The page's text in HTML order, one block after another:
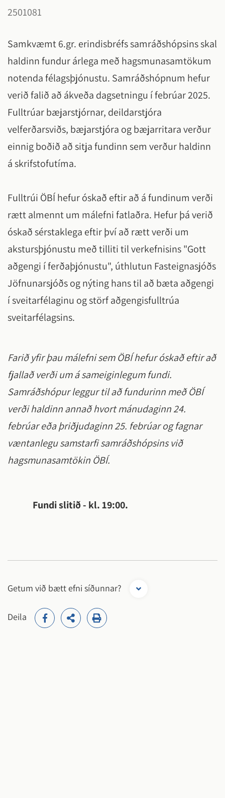
2501081
Samkvæmt 6.gr. erindisbréfs samráðshópsins skal
haldinn fundur árlega með hagsmunasamtökum
notenda félagsþjónustu. Samráðshópnum hefur
verið falið að ákveða dagsetningu í febrúar 2025.
Fulltrúar bæjarstjórnar, deildarstjóra
velferðarsviðs, bæjarstjóra og bæjarritara verður
einnig boðið að sitja fundinn sem verður haldinn
á skrifstofutíma.
Fulltrúi ÖBÍ hefur óskað eftir að á fundinum verði
rætt almennt um málefni fatlaðra. Hefur þá verið
óskað sérstaklega eftir því að rætt verði um
akstursþjónustu með tilliti til verkefnisins "Gott
aðgengi í ferðaþjónustu", úthlutun Fasteignasjóðs
Jöfnunarsjóðs og nýting hans til að bæta aðgengi
í sveitarfélaginu og störf aðgengisfulltrúa
sveitarfélagsins.
Farið yfir þau málefni sem ÖBÍ hefur óskað eftir að
fjallað verði um á sameiginlegum fundi.
Samráðshópur leggur til að fundurinn með ÖBÍ
verði haldinn annað hvort mánudaginn 24.
febrúar eða þriðjudaginn 25. febrúar og fagnar
væntanlegu samstarfi samráðshópsins við
hagsmunasamtökin ÖBÍ.
Fundi slitið - kl. 19:00.
Getum við bætt efni síðunnar?
Deila